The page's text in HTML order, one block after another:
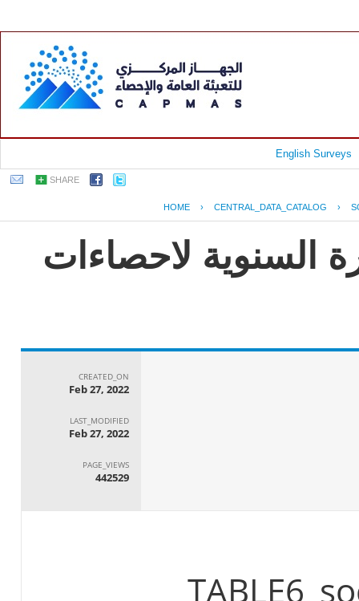
English Surveys
SHARE
HOME › CENTRAL_DATA_CATALOG ›
السنوية لاحصاءات
CREATED_ON
Feb 27, 2022
LAST_MODIFIED
Feb 27, 2022
PAGE_VIEWS
442529